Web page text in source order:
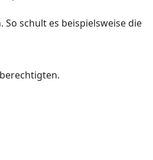
schult es beispielsweise die